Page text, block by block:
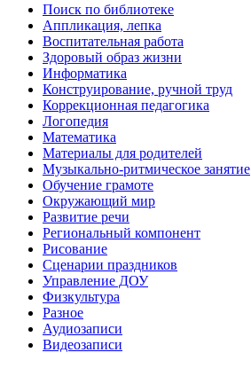
Поиск по библиотеке
Аппликация, лепка
Воспитательная работа
Здоровый образ жизни
Информатика
Конструирование, ручной труд
Коррекционная педагогика
Логопедия
Математика
Материалы для родителей
Музыкально-ритмическое занятие
Обучение грамоте
Окружающий мир
Развитие речи
Региональный компонент
Рисование
Сценарии праздников
Управление ДОУ
Физкультура
Разное
Аудиозаписи
Видеозаписи